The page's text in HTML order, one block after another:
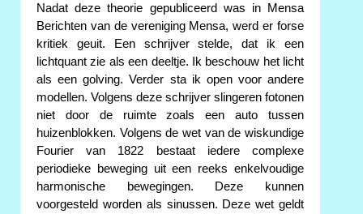
Nadat deze theorie gepubliceerd was in Mensa
Berichten van de vereniging Mensa, werd er forse
kritiek geuit. Een schrijver stelde, dat ik een
lichtquant zie als een deeltje. Ik beschouw het licht
als een golving. Verder sta ik open voor andere
modellen. Volgens deze schrijver slingeren fotonen
niet door de ruimte zoals een auto tussen
huizenblokken. Volgens de wet van de wiskundige
Fourier van 1822 bestaat iedere complexe
periodieke beweging uit een reeks enkelvoudige
harmonische bewegingen. Deze kunnen
voorgesteld worden als sinussen. Deze wet geldt